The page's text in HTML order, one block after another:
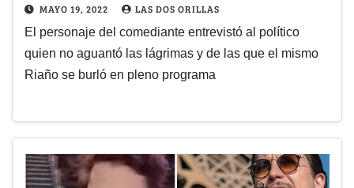
MAYO 19, 2022 LAS DOS ORILLAS
El personaje del comediante entrevistó al político
quien no aguantó las lágrimas y de las que el mismo
Riaño se burló en pleno programa